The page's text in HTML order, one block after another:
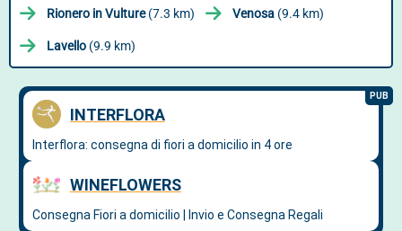
Rionero in Vulture(7.3 km) Venosa (9.4 km)
Lavello (9.9 km)